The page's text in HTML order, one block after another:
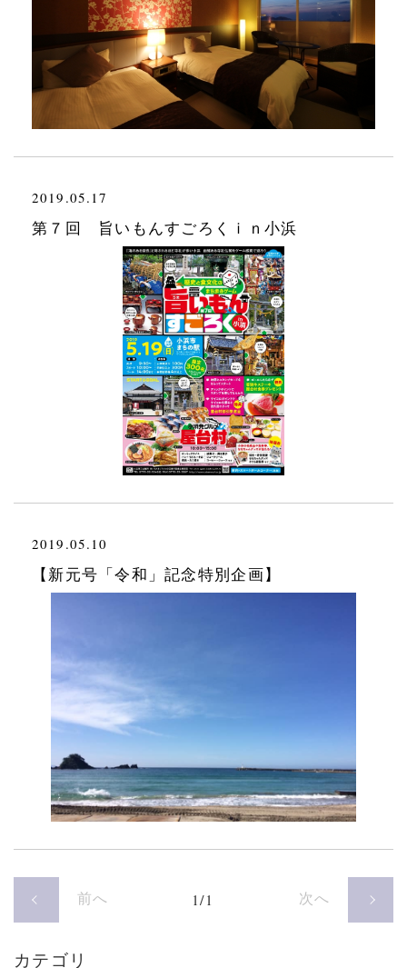
2019.05.17
第７回 旨いもんすごろくｉｎ小浜
2019.05.10
【新元号「令和」記念特別企画】
前へ 1/1 次へ
カテゴリ